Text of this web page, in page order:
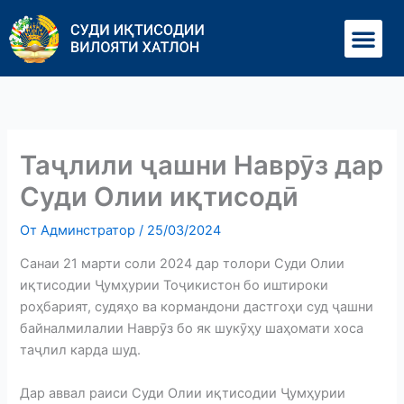
содержимому
Таҷлили ҷашни Наврӯз дар
Суди Олии иқтисодӣ
ОтАдминстратор/ 25/03/2024
Санаи 21 марти соли 2024 дар толори Суди Олии
иқтисодии Ҷумҳурии Тоҷикистон бо иштироки
роҳбарият, судяҳо ва кормандони дастгоҳи суд ҷашни
байналмилалии Наврӯз бо як шукӯҳу шаҳомати хоса
таҷлил карда шуд.
Дар аввал раиси Суди Олии иқтисодии Ҷумҳурии